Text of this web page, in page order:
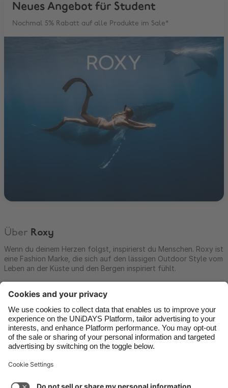
Neues Angebot für Student
Nochmal 5% Rabatt auf alle Produkte im Sale*
Über Roxy
Wenn du deinem Herzen folgst, inspirierst du Menschen. Roxy ist
eine Fashion Marke, die sich auf den lässigen Outdoor Style vom
Leben an der Küste und den Bergen inspiriert fühlt.
Kontakt Unternehmen Presse Karriere